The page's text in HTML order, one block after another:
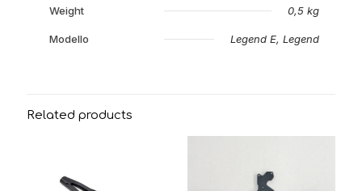
Weight 0,5 kg
Modello Legend E, Legend
Related products